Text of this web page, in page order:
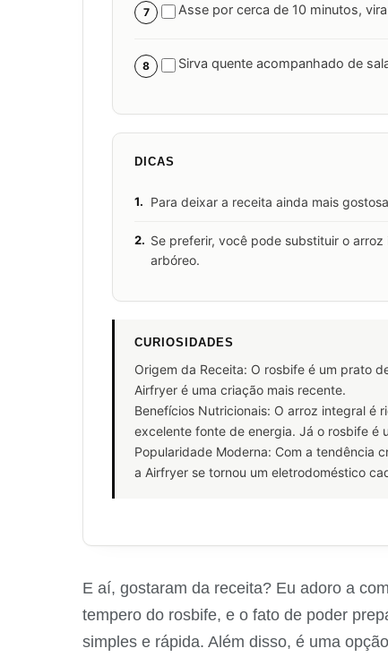
7 Asse por cerca de 10 minutos,
8 Sirva quente acompanhado de
DICAS
1. Para deixar a receita ainda mais
2. Se preferir, você pode substituir o
arbóreo.
CURIOSIDADES
Origem da Receita: O rosbife é um prato
Airfryer é uma criação mais recente.
Benefícios Nutricionais: O arroz integral é
excelente fonte de energia. Já o rosbife é
Popularidade Moderna: Com a tendência
a Airfryer se tornou um eletrodoméstico
E aí, gostaram da receita? Eu adoro a
tempero do rosbife, e o fato de poder
simples e rápida. Além disso, é uma